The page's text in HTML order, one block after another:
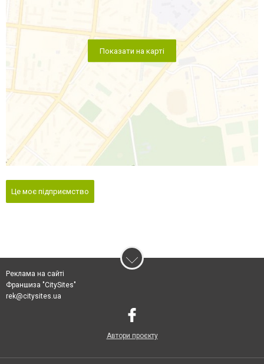
Показати на карті
Це моє підприємство
Реклама на сайті
Франшиза "CitySites"
rek@citysites.ua
Автори проєкту